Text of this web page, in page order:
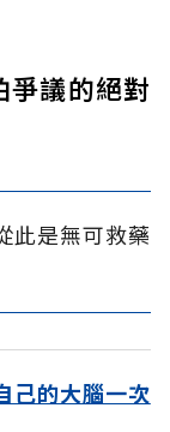
爭議的絕對
此是無可救藥
己的大腦一次